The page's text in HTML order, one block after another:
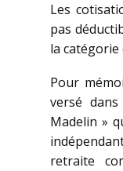
Les
pas
la
Pour
versé
Madelin »
retraite